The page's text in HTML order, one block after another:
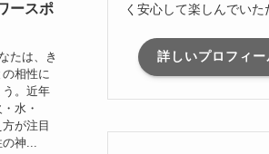
ースポ
たは、き
相性に
。近年
水・
が注目
神...
く安心して楽しんでいた
詳しいプロフィー